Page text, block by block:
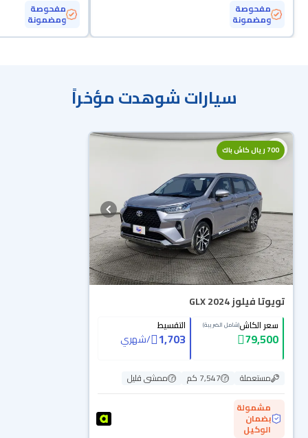
مفحوصة
ومضمونة
مفحوصة
ومضمونة
سيارات شوهدت مؤخراً
700 ريال كاش باك
تويوتا فيلوز GLX 2024
سعر الكاش(شامل الضريبة)
79,500
التقسيط
1,703
/شهري
مستعملة 7,547 كم
ممشى قليل
مشمولة
بضمان
الوكيل